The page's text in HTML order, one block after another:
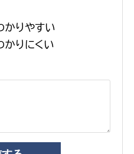
かりやすい
かりにくい